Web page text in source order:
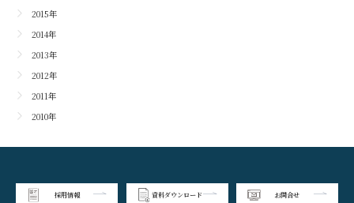
2015年
2014年
2013年
2012年
2011年
2010年
採用情報 資料ダウンロード お問合せ